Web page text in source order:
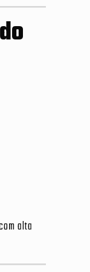
alta